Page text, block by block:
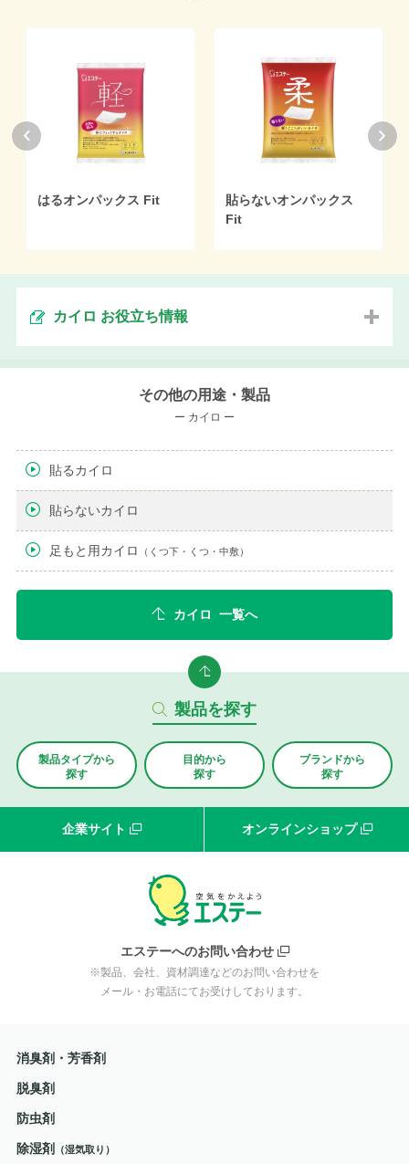
はるオンパックス Fit
貼らないオンパックス
Fit
カイロ お役立ち情報
その他の用途・製品
ー カイロ ー
貼るカイロ
貼らないカイロ
足もと用カイロ （くつ下・くつ・中敷）
カイロ 一覧へ
製品を探す
製品タイプから
探す
目的から
探す
ブランドから
探す
企業サイト オンラインショップ
エステーへのお問い合わせ
※製品、会社、資材調達などのお問い合わせを
メール・お電話にてお受けしております。
消臭剤・芳香剤
脱臭剤
防虫剤
除湿剤 （湿気取り）